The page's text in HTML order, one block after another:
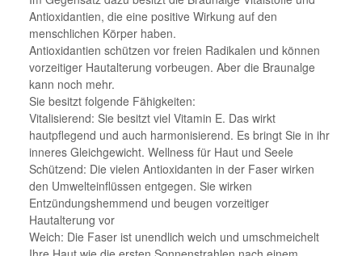
Antioxidantien, die eine positive Wirkung auf den
menschlichen Körper haben.
Antioxidantien schützen vor freien Radikalen und können
vorzeitiger Hautalterung vorbeugen. Aber die Braunalge
kann noch mehr.
Sie besitzt folgende Fähigkeiten:
Vitalisierend: Sie besitzt viel Vitamin E. Das wirkt
hautpflegend und auch harmonisierend. Es bringt Sie in ihr
inneres Gleichgewicht. Wellness für Haut und Seele
Schützend: Die vielen Antioxidanten in der Faser wirken
den Umwelteinflüssen entgegen. Sie wirken
Entzündungshemmend und beugen vorzeitiger
Hautalterung vor
Weich: Die Faser ist unendlich weich und umschmeichelt